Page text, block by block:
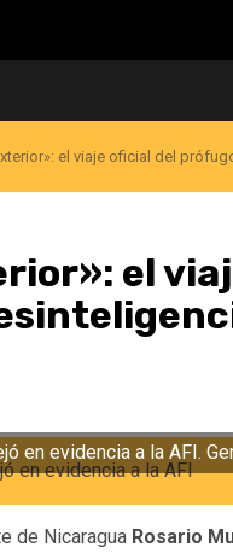
el viaje oficial del
el
en evidencia a la AFI.
de Nicaragua Rosario